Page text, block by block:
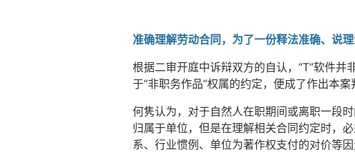
准确理解劳动合同，为了一份释法准确、说
根据二审开庭中诉辩双方的自认，“T”软件
于“非职务作品”权属的约定，便成了作出本案
何隽认为，对于自然人在职期间或离职一段
归属于单位，但是在理解相关合同约定时，
系、行业惯例、单位为著作权支付的对价等因